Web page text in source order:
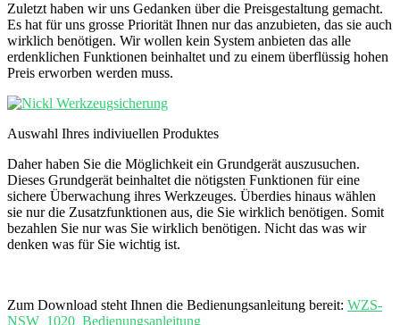
Zuletzt haben wir uns Gedanken über die Preisgestaltung gemacht.
Es hat für uns grosse Priorität Ihnen nur das anzubieten, das sie auch
wirklich benötigen. Wir wollen kein System anbieten das alle
erdenklichen Funktionen beinhaltet und zu einem überflüssig hohen
Preis erworben werden muss.
Auswahl Ihres indiviuellen Produktes
Daher haben Sie die Möglichkeit ein Grundgerät auszusuchen.
Dieses Grundgerät beinhaltet die nötigsten Funktionen für eine
sichere Überwachung ihres Werkzeuges. Überdies hinaus wählen
sie nur die Zusatzfunktionen aus, die Sie wirklich benötigen. Somit
bezahlen Sie nur was Sie wirklich benötigen. Nicht das was wir
denken was für Sie wichtig ist.
Zum Download steht Ihnen die Bedienungsanleitung bereit: WZS-
NSW_1020_Bedienungsanleitung